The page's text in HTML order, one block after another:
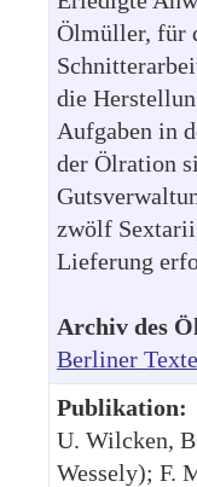
Ölmüller, für
die
Aufgaben in
der Ölration
zwölf
Lieferung
Archiv des
Berliner Texte
Publikation:
U. Wilcken,
Wessely); F.